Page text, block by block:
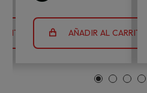
AÑADIR AL CARRITO